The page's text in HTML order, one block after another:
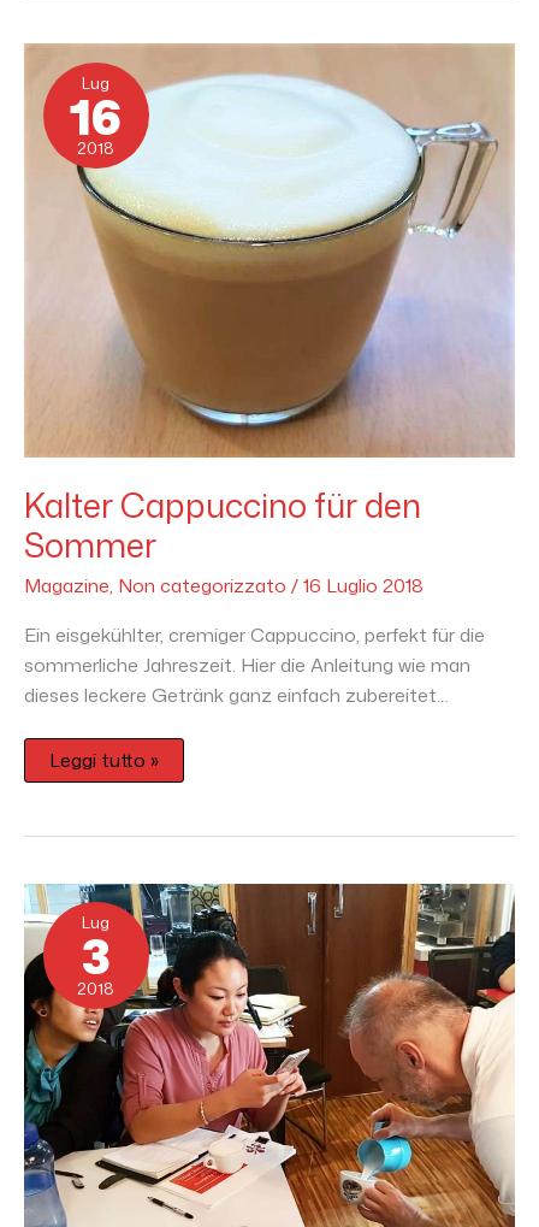
Lug
16
2018
Kalter Cappuccino für den
Sommer
Magazine, Non categorizzato /16 Luglio 2018
Ein eisgekühlter, cremiger Cappuccino, perfekt für die
sommerliche Jahreszeit. Hier die Anleitung wie man
dieses leckere Getränk ganz einfach zubereitet…
Kalter
Cappuccino
für
den
Sommer
Leggi tutto »
Lug
3
2018
Espresso
Academy
in
Nepal